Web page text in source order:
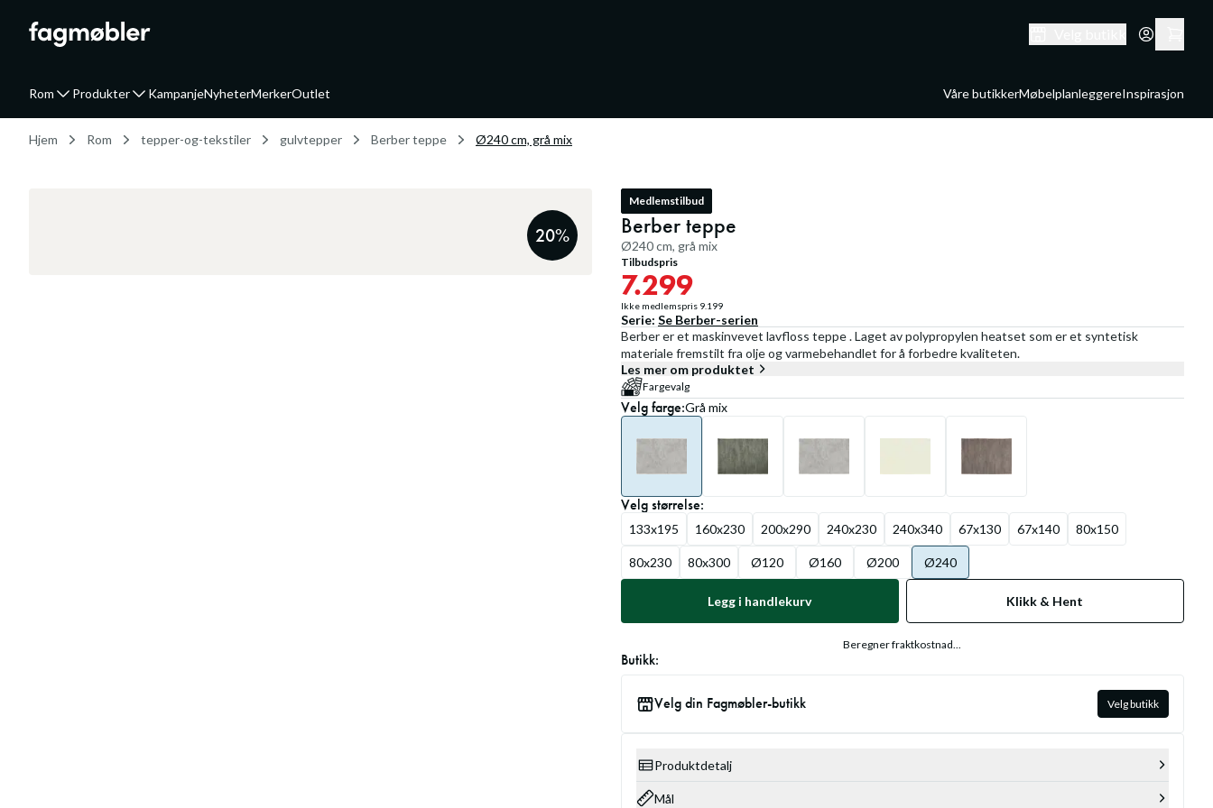
Rom Produkter KampanjeNyheterMerkerOutlet Våre butikkerMøbelplanleggereInspirasjon
Hjem Rom tepper-og-tekstiler gulvtepper Berber teppe Ø240 cm, grå mix
20%
Medlemstilbud
Berber teppe
Ø240 cm, grå mix
Tilbudspris
7.299
Ikke medlemspris 9.199
Serie: Se Berber-serien
Berber er et maskinvevet lavfloss teppe . Laget av polypropylen heatset som er et syntetisk
materiale fremstilt fra olje og varmebehandlet for å forbedre kvaliteten.
Les mer om produktet
Fargevalg
Velgfarge:Grå mix
Velgstørrelse:
133x195 160x230 200x290 240x230 240x340 67x130 67x140 80x150
80x230 80x300 Ø120 Ø160 Ø200 Ø240
Legg i handlekurv Klikk & Hent
Beregner fraktkostnad...
Butikk:
Velg din Fagmøbler-butikk Velg butikk
Produktdetalj
Mål